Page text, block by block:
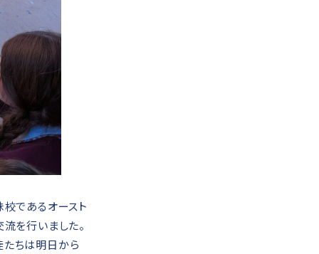
校であるオースト
を行いました。
たちは明日から